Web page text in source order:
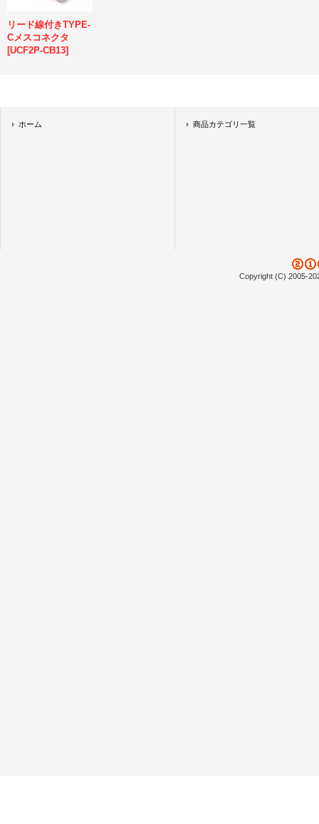
リード線付きTYPE-
Cメスコネクタ
[UCF2P-CB13]
ホーム 商品カテゴリ一覧
Copyright (C) 2005-